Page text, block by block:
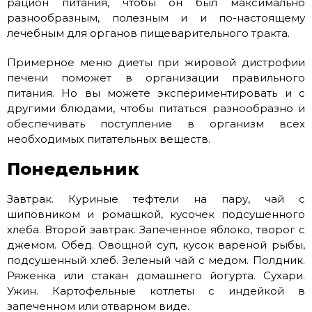
разнообразным, полезным и и по-настоящему
лечебным для органов пищеварительного тракта.
Примерное меню диеты при жировой дистрофии
печени поможет в организации правильного
питания. Но вы можете экспериментировать и с
другими блюдами, чтобы питаться разнообразно и
обеспечивать поступление в организм всех
необходимых питательных веществ.
Понедельник
Завтрак. Куриные тефтели на пару, чай с
шиповником и ромашкой, кусочек подсушенного
хлеба. Второй завтрак. Запеченное яблоко, творог с
джемом. Обед. Овощной суп, кусок вареной рыбы,
подсушенный хлеб. Зеленый чай с медом. Полдник.
Ряженка или стакан домашнего йогурта. Сухари.
Ужин. Картофельные котлеты с индейкой в
запеченном или отварном виде.